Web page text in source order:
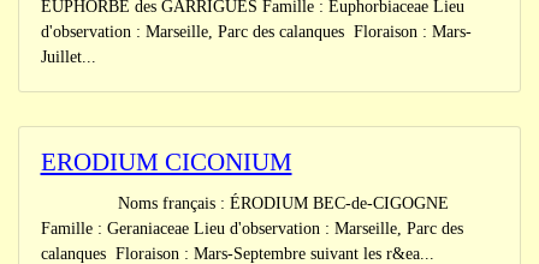
EUPHORBE des GARRIGUES Famille : Euphorbiaceae Lieu
d'observation : Marseille, Parc des calanques Floraison : Mars-
Juillet...
ERODIUM CICONIUM
Noms français : ÉRODIUM BEC-de-CIGOGNE
Famille : Geraniaceae Lieu d'observation : Marseille, Parc des
calanques Floraison : Mars-Septembre suivant les r&ea...